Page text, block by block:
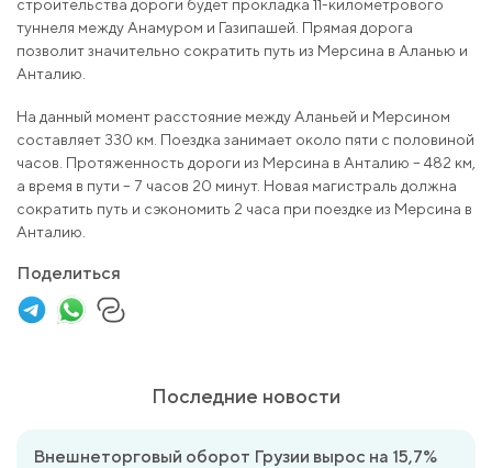
строительства дороги будет прокладка 11-километрового
туннеля между Анамуром и Газипашей. Прямая дорога
позволит значительно сократить путь из Мерсина в Аланью и
Анталию.
На данный момент расстояние между Аланьей и Мерсином
составляет 330 км. Поездка занимает около пяти с половиной
часов. Протяженность дороги из Мерсина в Анталию – 482 км,
а время в пути – 7 часов 20 минут. Новая магистраль должна
сократить путь и сэкономить 2 часа при поездке из Мерсина в
Анталию.
Поделиться
Последние новости
Внешнеторговый оборот Грузии вырос на 15,7%